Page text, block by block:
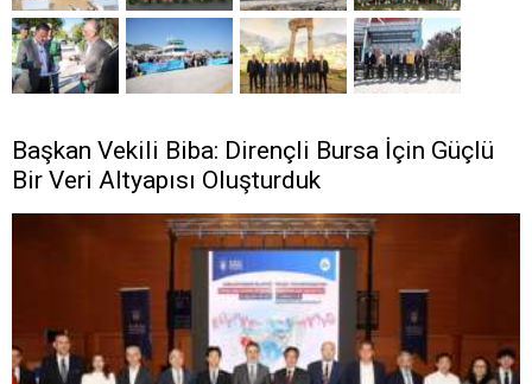
Başkan Vekili Biba: Dirençli Bursa İçin Güçlü
Bir Veri Altyapısı Oluşturduk